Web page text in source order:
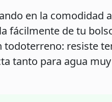
en la comodidad
fácilmente de tu
todoterreno: resiste
tanto para agua